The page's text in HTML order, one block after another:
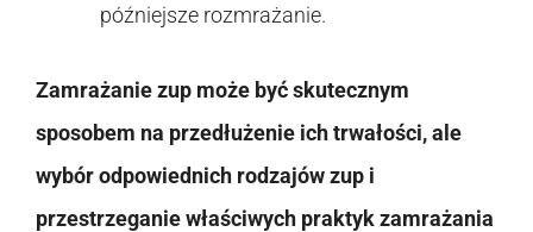
późniejsze rozmrażanie.
Zamrażanie zup może być skutecznym
sposobem na przedłużenie ich trwałości, ale
wybór odpowiednich rodzajów zup i
przestrzeganie właściwych praktyk zamrażania